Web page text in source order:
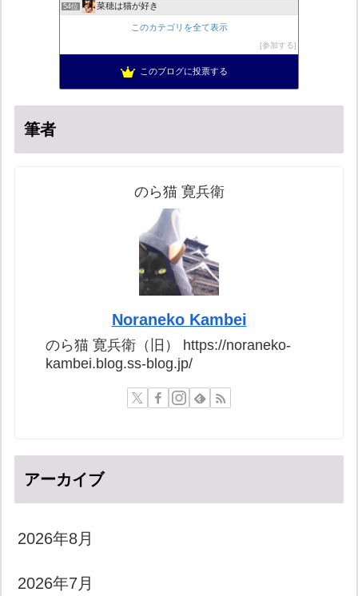
54位 菜穂は猫が好き
ねずさんの学ぼう日本
このカテゴリを全て表示
参加する
このブログに投票する
筆者
のら猫 寛兵衛
Noraneko Kambei
のら猫 寛兵衛（旧） https://noraneko-
kambei.blog.ss-blog.jp/
アーカイブ
2026年8月
2026年7月